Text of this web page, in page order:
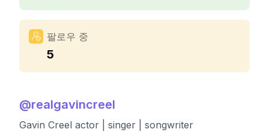
팔로우 중
5
@realgavincreel
Gavin Creel actor | singer | songwriter